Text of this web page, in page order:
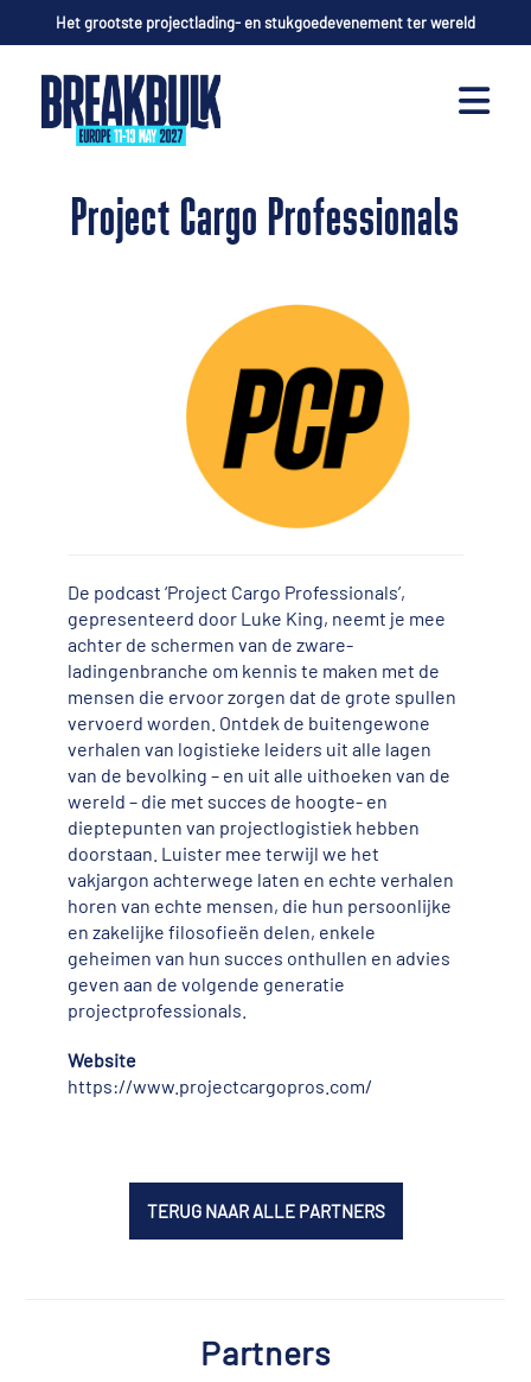
Het grootste projectlading- en stukgoedevenement ter wereld
Project Cargo Professionals
De podcast ‘Project Cargo Professionals’,
gepresenteerd door Luke King, neemt je mee
achter de schermen van de zware-
ladingenbranche om kennis te maken met de
mensen die ervoor zorgen dat de grote spullen
vervoerd worden. Ontdek de buitengewone
verhalen van logistieke leiders uit alle lagen
van de bevolking – en uit alle uithoeken van de
wereld – die met succes de hoogte- en
dieptepunten van projectlogistiek hebben
doorstaan. Luister mee terwijl we het
vakjargon achterwege laten en echte verhalen
horen van echte mensen, die hun persoonlijke
en zakelijke filosofieën delen, enkele
geheimen van hun succes onthullen en advies
geven aan de volgende generatie
projectprofessionals.
Website
https://www.projectcargopros.com/
TERUG NAAR ALLE PARTNERS
Partners